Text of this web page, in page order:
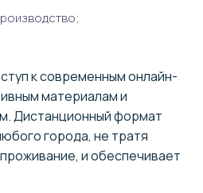
к современным онлайн-
материалам и
Дистанционный формат
города, не тратя
и обеспечивает